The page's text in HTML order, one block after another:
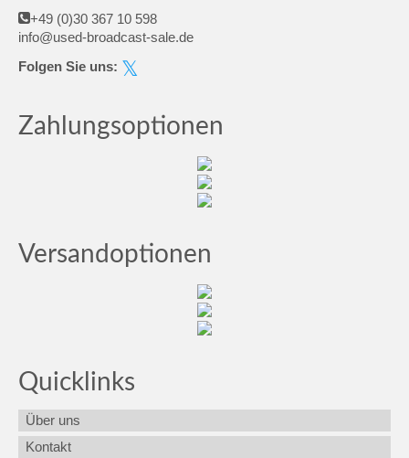
+49 (0)30 367 10 598
info@used-broadcast-sale.de
Folgen Sie uns:
Zahlungsoptionen
Versandoptionen
Quicklinks
Über uns
Kontakt